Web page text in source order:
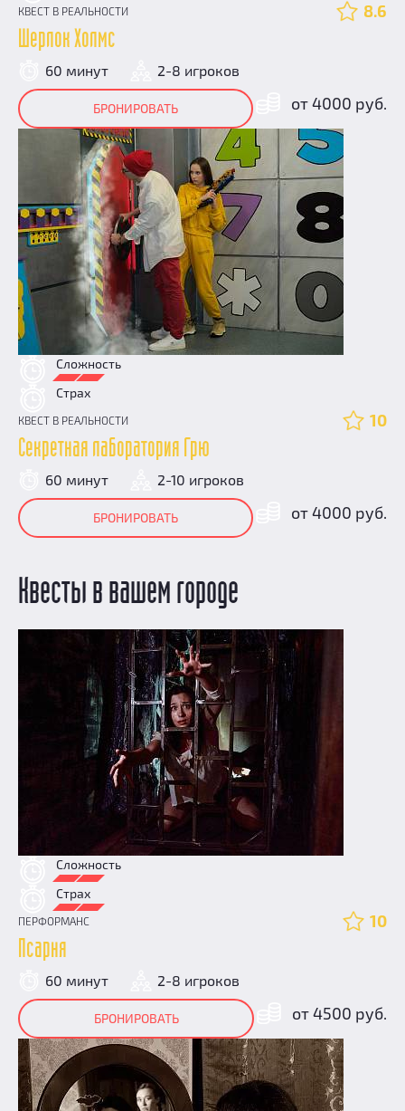
КВЕСТ В РЕАЛЬНОСТИ 8.6
Шерлок Холмс
60 минут 2-8 игроков
от 4000 руб.
БРОНИРОВАТЬ
Сложность
Страх
КВЕСТ В РЕАЛЬНОСТИ 10
Секретная лаборатория Грю
60 минут 2-10 игроков
от 4000 руб.
БРОНИРОВАТЬ
Квесты в вашем городе
Сложность
Страх
ПЕРФОРМАНС 10
Псарня
60 минут 2-8 игроков
от 4500 руб.
БРОНИРОВАТЬ